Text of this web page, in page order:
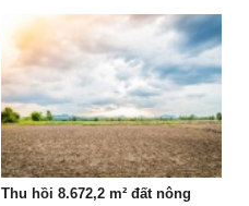
Thu hồi 8.672,2 m² đất nông